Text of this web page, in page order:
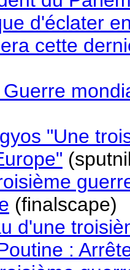
d'éclater
cette
"Une
(finalscape)
d'une
: